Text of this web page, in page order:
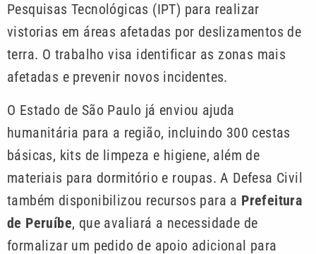
Pesquisas Tecnológicas (IPT) para realizar
vistorias em áreas afetadas por deslizamentos de
terra. O trabalho visa identificar as zonas mais
afetadas e prevenir novos incidentes.
O Estado de São Paulo já enviou ajuda
humanitária para a região, incluindo 300 cestas
básicas, kits de limpeza e higiene, além de
materiais para dormitório e roupas. A Defesa Civil
também disponibilizou recursos para a Prefeitura
de Peruíbe, que avaliará a necessidade de
formalizar um pedido de apoio adicional para